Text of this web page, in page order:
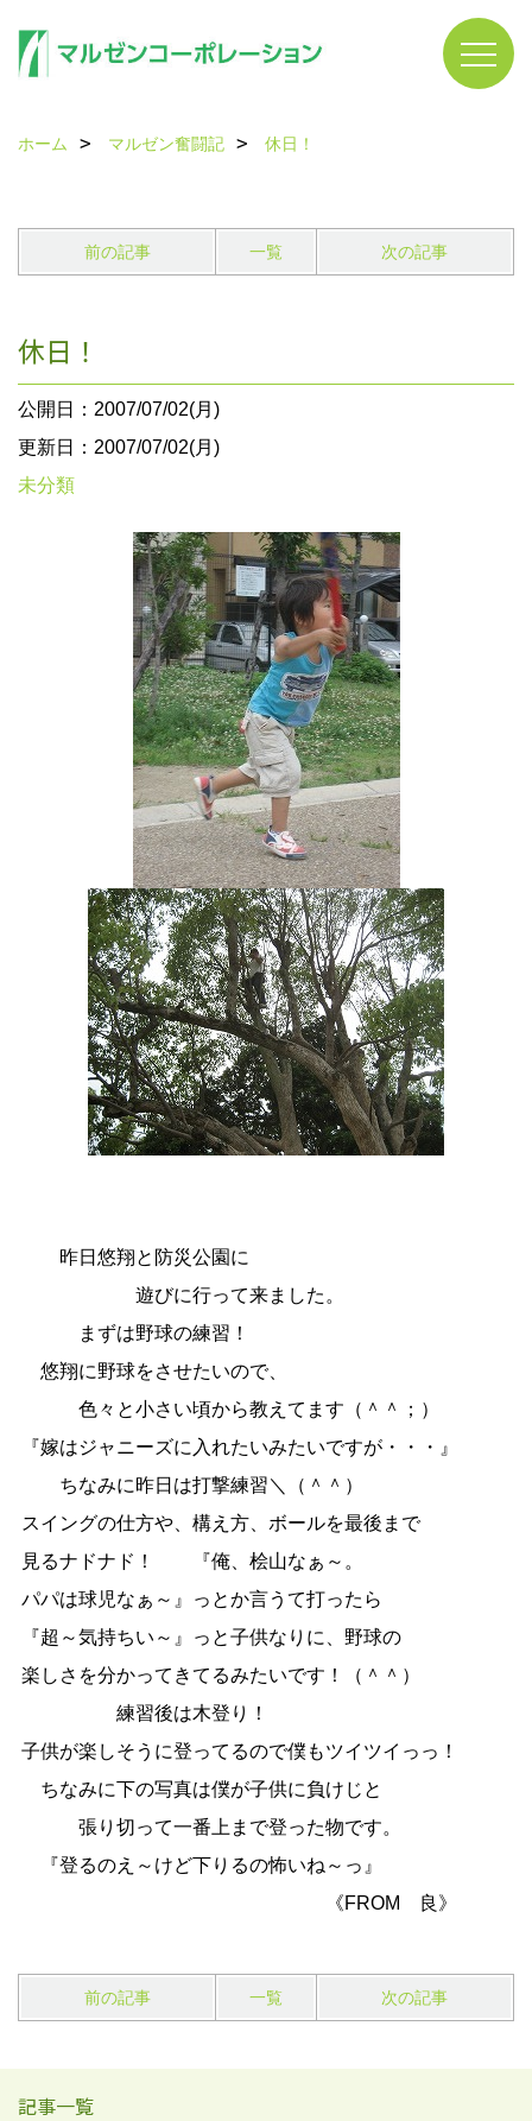
ホーム マルゼン奮闘記 休日！
前の記事 一覧 次の記事
休日！
公開日：2007/07/02(月)
更新日：2007/07/02(月)
未分類
昨日悠翔と防災公園に
遊びに行って来ました。
まずは野球の練習！
悠翔に野球をさせたいので、
色々と小さい頃から教えてます（＾＾；）
『嫁はジャニーズに入れたいみたいですが・・・』
ちなみに昨日は打撃練習＼（＾＾）
スイングの仕方や、構え方、ボールを最後まで
見るナドナド！ 『俺、桧山なぁ～。
パパは球児なぁ～』っとか言うて打ったら
『超～気持ちい～』っと子供なりに、野球の
楽しさを分かってきてるみたいです！（＾＾）
練習後は木登り！
子供が楽しそうに登ってるので僕もツイツイっっ！
ちなみに下の写真は僕が子供に負けじと
張り切って一番上まで登った物です。
『登るのえ～けど下りるの怖いね～っ』
《FROM 良》
前の記事 一覧 次の記事
記事一覧